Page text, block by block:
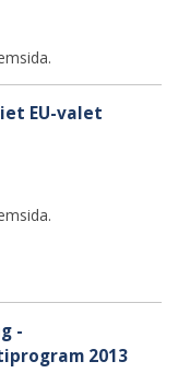
EU-valet
-
2013